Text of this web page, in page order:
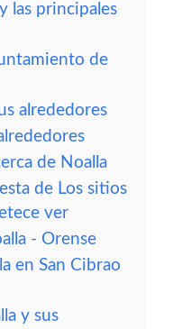
las principales
de
alrededores
de Noalla
de Los sitios
ver
- Orense
en San Cibrao
y sus